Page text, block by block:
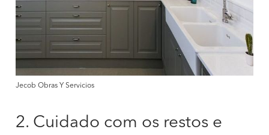
Jecob Obras Y Servicios
2. Cuidado com os restos e